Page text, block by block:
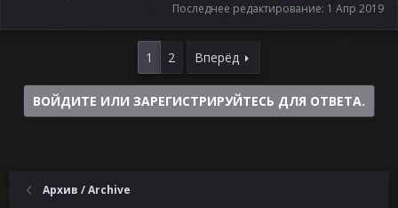
Последнее редактирование: 1 Апр 2019
1 2 Вперёд
ВОЙДИТЕ ИЛИ ЗАРЕГИСТРИРУЙТЕСЬ ДЛЯ ОТВЕТА.
Архив / Archive